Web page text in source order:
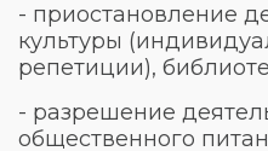
- приостановление
культуры
репетиции),
- разрешение
общественного